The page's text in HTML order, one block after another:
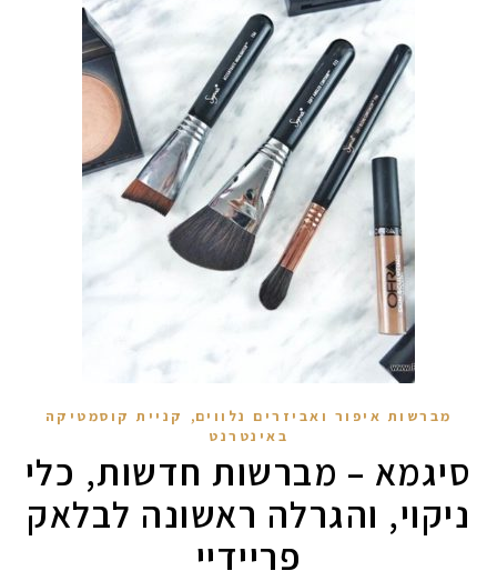
מברשות איפור ואביזרים נלווים,
קניית קוסמטיקה
באינטרנט
סיגמא – מברשות חדשות, כלי
ניקוי, והגרלה ראשונה לבלאק
פריידיי